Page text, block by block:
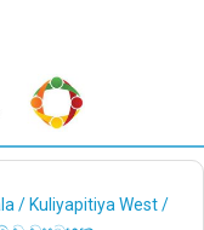
/ Kuliyapitiya West/